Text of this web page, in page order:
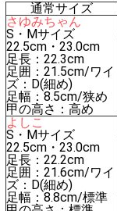
通常サイズ
さゆみちゃん
S・Mサイズ
22.5cm・23.0cm
足長：22.3cm
足囲：21.5cm/ワイ
ズ：D(細め)
足幅：8.5cm/狭め
甲の高さ：高め
よしこ
S・Mサイズ
22.5cm・23.0cm
足長：22.2cm
足囲：21.6cm/ワイ
ズ：D(細め)
足幅：8.8cm/標準